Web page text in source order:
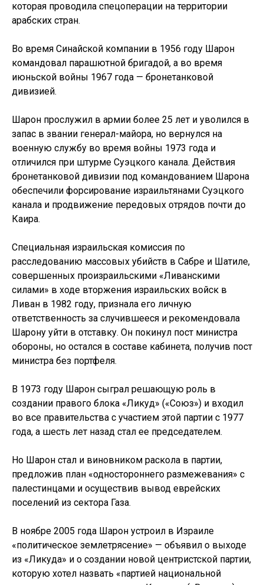
которая проводила спецоперации на территории
арабских стран.
Во время Синайской компании в 1956 году Шарон
командовал парашютной бригадой, а во время
июньской войны 1967 года — бронетанковой
дивизией.
Шарон прослужил в армии более 25 лет и уволился в
запас в звании генерал-майора, но вернулся на
военную службу во время войны 1973 года и
отличился при штурме Суэцкого канала. Действия
бронетанковой дивизии под командованием Шарона
обеспечили форсирование израильтянами Суэцкого
канала и продвижение передовых отрядов почти до
Каира.
Специальная израильская комиссия по
расследованию массовых убийств в Сабре и Шатиле,
совершенных произраильскими «Ливанскими
силами» в ходе вторжения израильских войск в
Ливан в 1982 году, признала его личную
ответственность за случившееся и рекомендовала
Шарону уйти в отставку. Он покинул пост министра
обороны, но остался в составе кабинета, получив пост
министра без портфеля.
В 1973 году Шарон сыграл решающую роль в
создании правого блока «Ликуд» («Союз») и входил
во все правительства с участием этой партии с 1977
года, а шесть лет назад стал ее председателем.
Но Шарон стал и виновником раскола в партии,
предложив план «одностороннего размежевания» с
палестинцами и осуществив вывод еврейских
поселений из сектора Газа.
В ноябре 2005 года Шарон устроил в Израиле
«политическое землетрясение» — объявил о выходе
из «Ликуда» и о создании новой центристской партии,
которую хотел назвать «партией национальной